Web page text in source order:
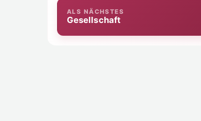
ALS NÄCHSTES
Gesellschaft